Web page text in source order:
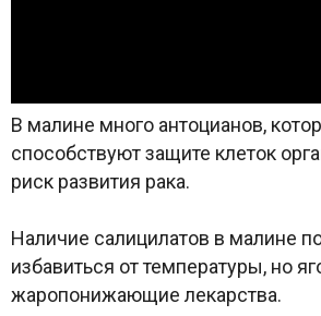
В малине много антоцианов,
способствуют защите клеток
риск развития рака.
Наличие салицилатов в малине
избавиться от температуры, но
жаропонижающие лекарства.